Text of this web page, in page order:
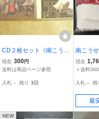
CD２枚セット《南こうせ
つ：「サマーピクニッ
ク」/「KOSETSU MINAM
現在 300円
送料は商品ページ参照
入札 - 残り 3日
南こう
つの40
現在
＋送料
入札 - 残
最
NEW